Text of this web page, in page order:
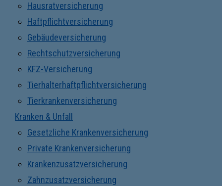
Hausratversicherung
Haftpflichtversicherung
Gebäudeversicherung
Rechtschutzversicherung
KFZ-Versicherung
Tierhalterhaftpflichtversicherung
Tierkrankenversicherung
Kranken & Unfall
Gesetzliche Krankenversicherung
Private Krankenversicherung
Krankenzusatzversicherung
Zahnzusatzversicherung